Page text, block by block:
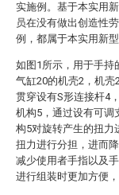
实施例。基于本实用
员在没有做出创造性
例，都属于本实用新型
如图1所示，用于手持
气缸20的机壳2，机
贯穿设有S形连接杆4
机构5，通过设有可调
构5对旋转产生的扭力
扭力进行分担，进而
减少使用者手指以及
进行组装时更加方便